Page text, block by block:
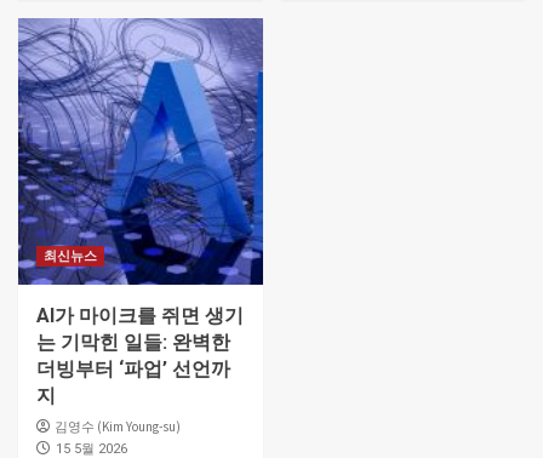
최신뉴스
AI가 마이크를 쥐면 생기
는 기막힌 일들: 완벽한
더빙부터 ‘파업’ 선언까
지
김영수 (Kim Young-su)
15 5월 2026